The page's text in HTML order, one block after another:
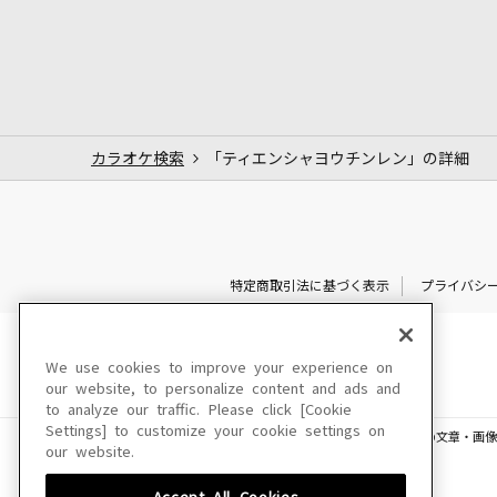
カラオケ検索 「ティエンシャヨウチンレン」の詳細
特定商取引法に基づく表示 プライバシ
このサイトに掲載されている一切の文章・画
We use cookies to improve your experience on
our website, to personalize content and ads and
to analyze our traffic. Please click [Cookie
Settings] to customize your cookie settings on
our website.